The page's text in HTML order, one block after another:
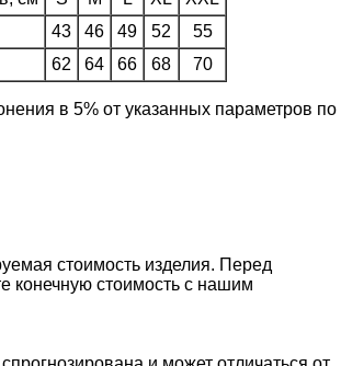
43 46 49 52
55
62 64 66 68 70
в 5% от указанных параметров по
стоимость изделия. Перед
конечную стоимость с нашим